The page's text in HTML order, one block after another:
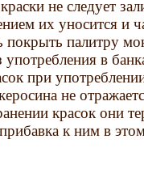
не следует
их уносится и
покрыть палитру
в
при
не
красок они
к ним в